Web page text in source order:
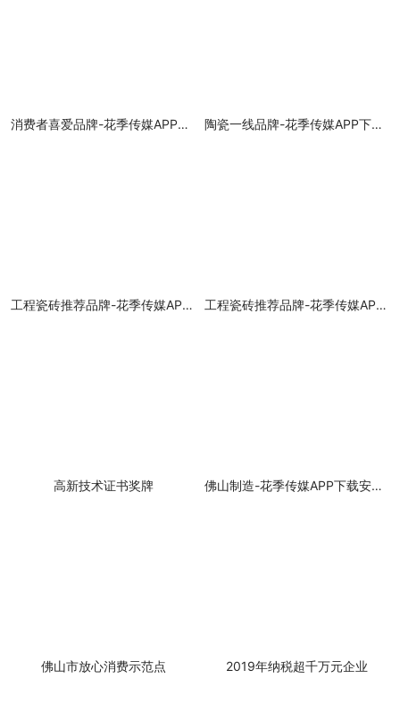
消费者喜爱品牌-花季传媒APP下载安装瓷砖 陶瓷一线品牌-花季传媒APP下载安装
工程瓷砖推荐品牌-花季传媒APP下载安装 工程瓷砖推荐品牌-花季传媒APP下载安装
高新技术证书奖牌 佛山制造-花季传媒APP下载安装陶瓷
佛山市放心消费示范点 2019年纳税超千万元企业